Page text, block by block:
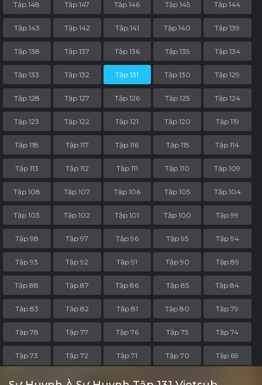
Tập 148 Tập 147 Tập 146 Tập 145 Tập 144
Tập 143 Tập 142 Tập 141 Tập 140 Tập 139
Tập 138 Tập 137 Tập 136 Tập 135 Tập 134
Tập 133 Tập 132 Tập 131 Tập 130 Tập 129
Tập 128 Tập 127 Tập 126 Tập 125 Tập 124
Tập 123 Tập 122 Tập 121 Tập 120 Tập 119
Tập 118 Tập 117 Tập 116 Tập 115 Tập 114
Tập 113 Tập 112 Tập 111 Tập 110 Tập 109
Tập 108 Tập 107 Tập 106 Tập 105 Tập 104
Tập 103 Tập 102 Tập 101 Tập 100 Tập 99
Tập 98 Tập 97 Tập 96 Tập 95 Tập 94
Tập 93 Tập 92 Tập 91 Tập 90 Tập 89
Tập 88 Tập 87 Tập 86 Tập 85 Tập 84
Tập 83 Tập 82 Tập 81 Tập 80 Tập 79
Tập 78 Tập 77 Tập 76 Tập 75 Tập 74
Tập 73 Tập 72 Tập 71 Tập 70 Tập 69
Tập 67 Tập 66 Tập 65